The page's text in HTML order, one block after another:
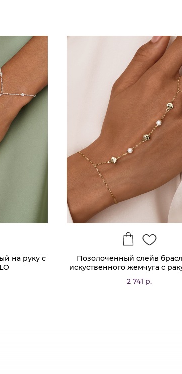
на руку с
Позолоченный слейв
искуственного жемчуга с
2 741 р.